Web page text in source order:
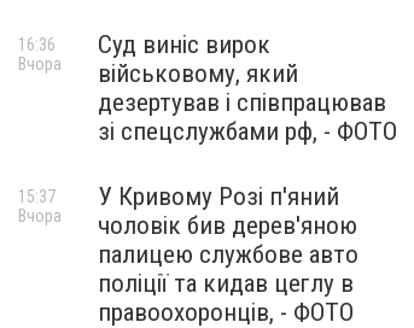
Суд виніс вирок
військовому, який
дезертував і співпрацював
зі спецслужбами рф, - ФОТО
16:36
Вчора
У Кривому Розі п'яний
чоловік бив дерев'яною
палицею службове авто
поліції та кидав цеглу в
правоохоронців, - ФОТО
15:37
Вчора